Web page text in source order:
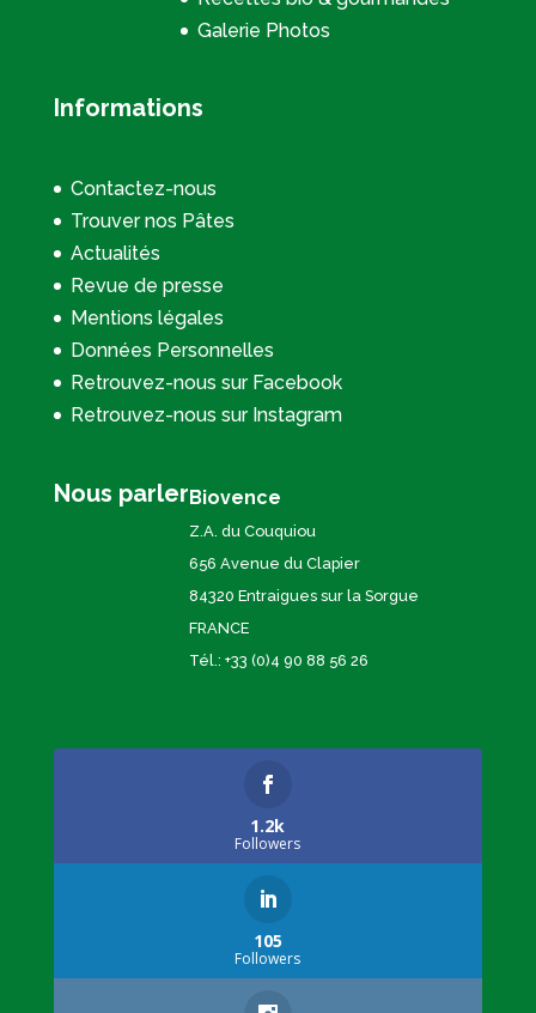
Galerie Photos
Informations
Contactez-nous
Trouver nos Pâtes
Actualités
Revue de presse
Mentions légales
Données Personnelles
Retrouvez-nous sur Facebook
Retrouvez-nous sur Instagram
Nous parlerBiovence
Z.A. du Couquiou
656 Avenue du Clapier
84320 Entraigues sur la Sorgue
FRANCE
Tél.: +33 (0)4 90 88 56 26
1.2k
Followers
105
Followers